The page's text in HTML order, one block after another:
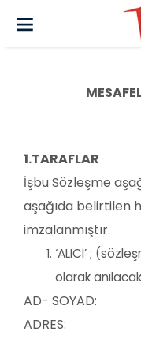
1.TARAFLAR
İşbu Sözleşme
aşağıda belirtilen
imzalanmıştır.
‘ALICI’ ;
olarak
AD- SOYAD:
ADRES: